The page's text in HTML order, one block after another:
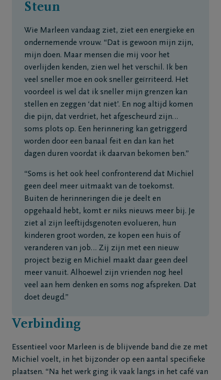
Steun
Wie Marleen vandaag ziet, ziet een energieke en
ondernemende vrouw. “Dat is gewoon mijn zijn,
mijn doen. Maar mensen die mij voor het
overlijden kenden, zien wel het verschil. Ik ben
veel sneller moe en ook sneller geïrriteerd. Het
voordeel is wel dat ik sneller mijn grenzen kan
stellen en zeggen ‘dat niet’. En nog altijd komen
die pijn, dat verdriet, het afgescheurd zijn…
soms plots op. Een herinnering kan getriggerd
worden door een banaal feit en dan kan het
dagen duren voordat ik daarvan bekomen ben.”
“Soms is het ook heel confronterend dat Michiel
geen deel meer uitmaakt van de toekomst.
Buiten de herinneringen die je deelt en
opgehaald hebt, komt er niks nieuws meer bij. Je
ziet al zijn leeftijdsgenoten evolueren, hun
kinderen groot worden, ze kopen een huis of
veranderen van job… Zij zijn met een nieuw
project bezig en Michiel maakt daar geen deel
meer vanuit. Alhoewel zijn vrienden nog heel
veel aan hem denken en soms nog afspreken. Dat
doet deugd.”
Verbinding
Essentieel voor Marleen is de blijvende band die ze met
Michiel voelt, in het bijzonder op een aantal specifieke
plaatsen. “Na het werk ging ik vaak langs in het café van